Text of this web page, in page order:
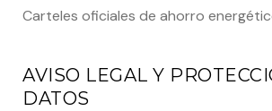
Carteles oficiales de ahorro
AVISO LEGAL Y
DATOS